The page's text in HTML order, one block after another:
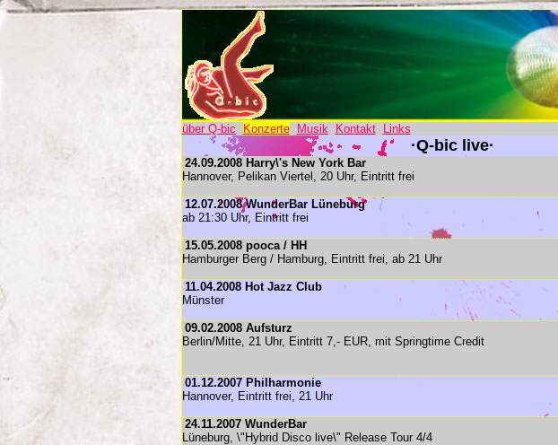
über Q-bic Konzerte Musik Kontakt Links
·Q-bic live·
24.09.2008 Harry\'s New York Bar
Hannover, Pelikan Viertel, 20 Uhr, Eintritt frei
12.07.2008 WunderBar Lüneburg
ab 21:30 Uhr, Eintritt frei
15.05.2008 pooca / HH
Hamburger Berg / Hamburg, Eintritt frei, ab 21 Uhr
11.04.2008 Hot Jazz Club
Münster
09.02.2008 Aufsturz
Berlin/Mitte, 21 Uhr, Eintritt 7,- EUR, mit Springtime Credit
01.12.2007 Philharmonie
Hannover, Eintritt frei, 21 Uhr
24.11.2007 WunderBar
Lüneburg, \"Hybrid Disco live\" Release Tour 4/4